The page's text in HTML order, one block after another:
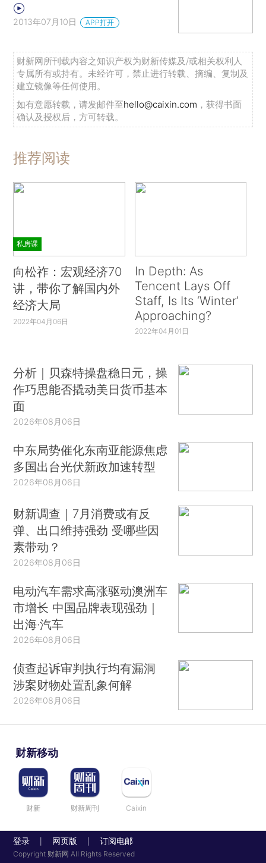
2013年07月10日 APP打开
财新网所刊载内容之知识产权为财新传媒及/或相关权利人
专属所有或持有。未经许可，禁止进行转载、摘编、复制及
建立镜像等任何使用。
如有意愿转载，请发邮件至hello@caixin.com ，获得书面
确认及授权后，方可转载。
推荐阅读
私房课
向松祚：宏观经济70
讲，带你了解国内外
经济大局
2022年04月06日
In Depth: As
Tencent Lays Off
Staff, Is Its ‘Winter’
Approaching?
2022年04月01日
分析｜贝森特操盘稳日元，操
作巧思能否撬动美日货币基本
面
2026年08月06日
中东局势催化东南亚能源焦虑
多国出台光伏新政加速转型
2026年08月06日
财新调查｜7月消费或有反
弹、出口维持强劲 受哪些因
素带动？
2026年08月06日
电动汽车需求高涨驱动澳洲车
市增长 中国品牌表现强劲｜
出海·汽车
2026年08月06日
侦查起诉审判执行均有漏洞
涉案财物处置乱象何解
2026年08月06日
财新移动
财新 财新周刊 Caixin
登录 网页版 订阅电邮
Copyright 财新网 All Rights Reserved